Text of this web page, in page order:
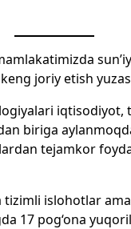
joriy etish
iqtisodiyot,
biriga
tejamkor
tizimli islohotlar
17 pog‘ona